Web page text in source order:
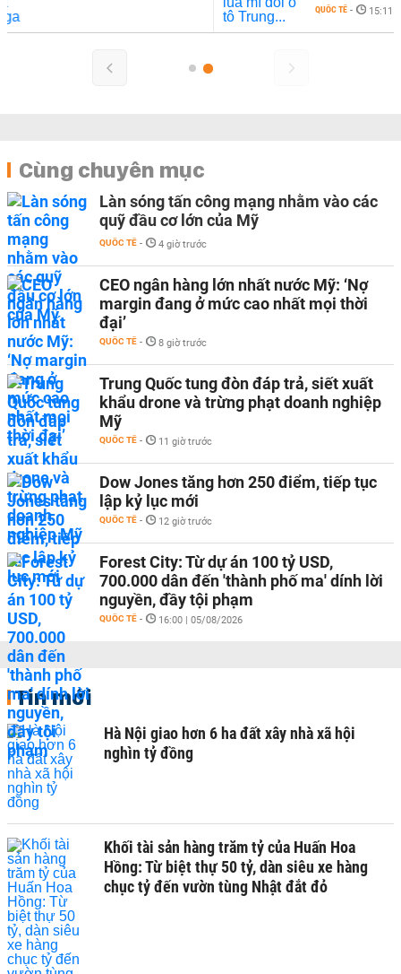
QUỐC TẾ 15:11 | 21/09/2025
Cùng chuyên mục
Làn sóng tấn công mạng nhằm vào các
quỹ đầu cơ lớn của Mỹ
QUỐC TẾ - 4 giờ trước
CEO ngân hàng lớn nhất nước Mỹ: ‘Nợ
margin đang ở mức cao nhất mọi thời
đại’
QUỐC TẾ - 8 giờ trước
Trung Quốc tung đòn đáp trả, siết xuất
khẩu drone và trừng phạt doanh nghiệp
Mỹ
QUỐC TẾ - 11 giờ trước
Dow Jones tăng hơn 250 điểm, tiếp tục
lập kỷ lục mới
QUỐC TẾ - 12 giờ trước
Forest City: Từ dự án 100 tỷ USD,
700.000 dân đến 'thành phố ma' dính lời
nguyền, đầy tội phạm
QUỐC TẾ - 16:00 | 05/08/2026
Tin mới
Hà Nội giao hơn 6 ha đất xây nhà xã hội
nghìn tỷ đồng
Khối tài sản hàng trăm tỷ của Huấn Hoa
Hồng: Từ biệt thự 50 tỷ, dàn siêu xe hàng
chục tỷ đến vườn tùng Nhật đắt đỏ